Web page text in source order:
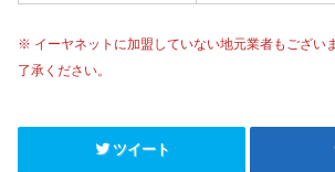
※ イーヤネットに加盟していない地元業者もござい
了承ください。
ツイート